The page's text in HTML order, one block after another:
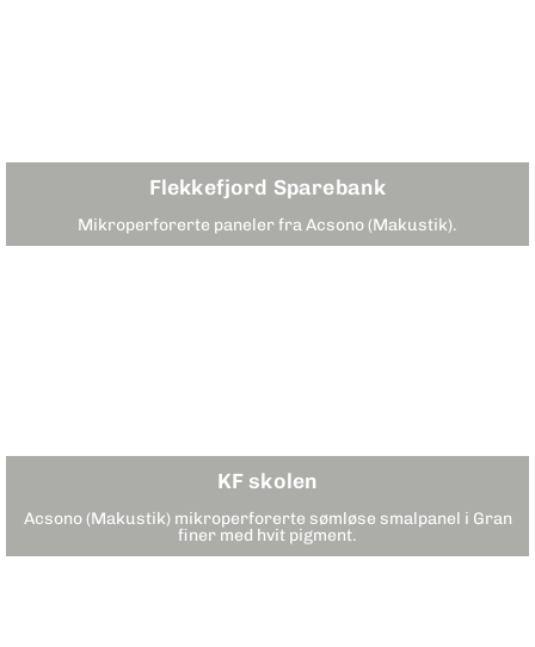
Flekkefjord Sparebank
Mikroperforerte paneler fra Acsono (Makustik).
KF skolen
Acsono (Makustik) mikroperforerte sømløse smalpanel i Gran
finer med hvit pigment.